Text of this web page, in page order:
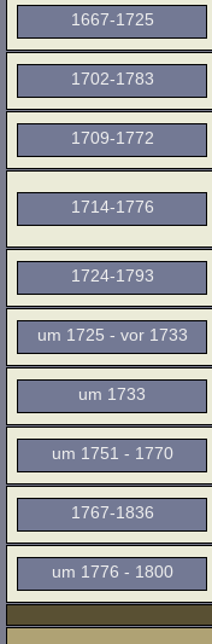
1667-1725
1702-1783
1709-1772
1714-1776
1724-1793
um 1725 - vor 1733
um 1733
um 1751 - 1770
1767-1836
um 1776 - 1800